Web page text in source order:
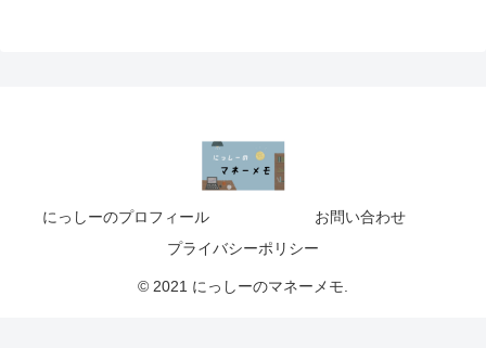
にっしーのプロフィール
お問い合わせ
プライバシーポリシー
© 2021 にっしーのマネーメモ.